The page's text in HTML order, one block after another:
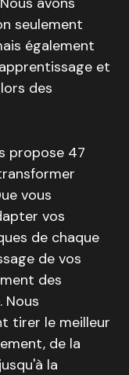
seulement
également
et
des
propose 47
vous
vos
de chaque
de vos
des
tirer le meilleur
de la
la